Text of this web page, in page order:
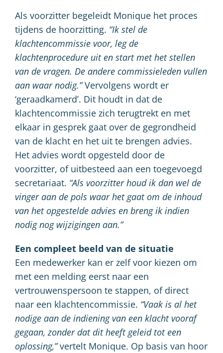
Als voorzitter begeleidt Monique het proces
tijdens de hoorzitting. “Ik stel de
klachtencommissie voor, leg de
klachtenprocedure uit en start met het stellen
van de vragen. De andere commissieleden vullen
aan waar nodig.”Vervolgens wordt er
‘geraadkamerd’. Dit houdt in dat de
klachtencommissie zich terugtrekt en met
elkaar in gesprek gaat over de gegrondheid
van de klacht en het uit te brengen advies.
Het advies wordt opgesteld door de
voorzitter, of uitbesteed aan een toegevoegd
secretariaat. “Als voorzitter houd ik dan wel de
vinger aan de pols waar het gaat om de inhoud
van het opgestelde advies en breng ik indien
nodig nog wijzigingen aan.”
Een compleet beeld van de situatie
Een medewerker kan er zelf voor kiezen om
met een melding eerst naar een
vertrouwenspersoon te stappen, of direct
naar een klachtencommissie. “Vaak is al het
nodige aan de indiening van een klacht vooraf
gegaan, zonder dat dit heeft geleid tot een
oplossing,”vertelt Monique. Op basis van hoor